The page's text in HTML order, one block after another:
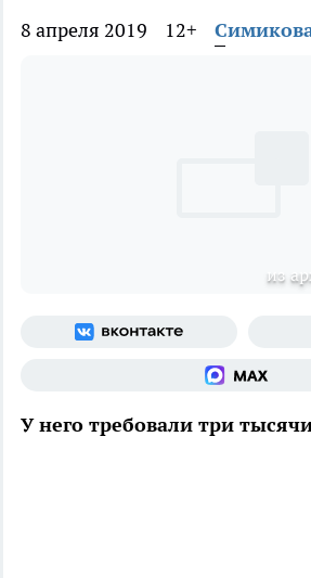
8 апреля 2019 12+
из
У него требовали три